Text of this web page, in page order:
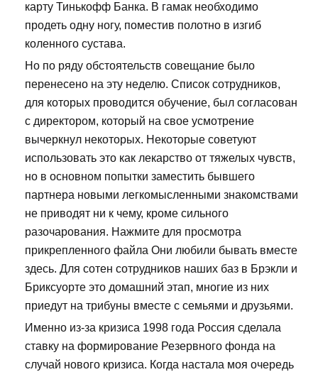
карту Тинькофф Банка. В гамак необходимо
продеть одну ногу, поместив полотно в изгиб
коленного сустава.
Но по ряду обстоятельств совещание было
перенесено на эту неделю. Список сотрудников,
для которых проводится обучение, был согласован
с директором, который на свое усмотрение
вычеркнул некоторых. Некоторые советуют
использовать это как лекарство от тяжелых чувств,
но в основном попытки заместить бывшего
партнера новыми легкомысленными знакомствами
не приводят ни к чему, кроме сильного
разочарования. Нажмите для просмотра
прикрепленного файла Они любили бывать вместе
здесь. Для сотен сотрудников наших баз в Брэкли и
Бриксуорте это домашний этап, многие из них
приедут на трибуны вместе с семьями и друзьями.
Именно из-за кризиса 1998 года Россия сделала
ставку на формирование Резервного фонда на
случай нового кризиса. Когда настала моя очередь